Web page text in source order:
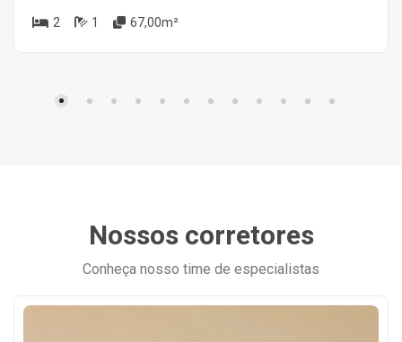
2 1 67,00m²
Nossos corretores
Conheça nosso time de especialistas